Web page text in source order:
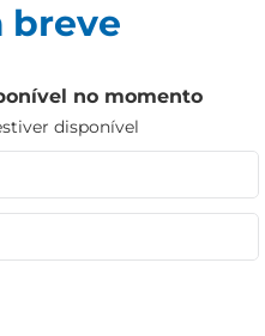
breve
no momento
disponível